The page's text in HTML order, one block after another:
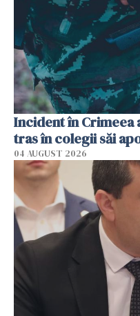
Incident în Crimeea
tras în colegii săi
04 AUGUST 2026